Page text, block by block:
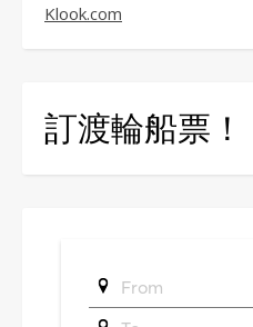
Klook.com
訂渡輪船票！